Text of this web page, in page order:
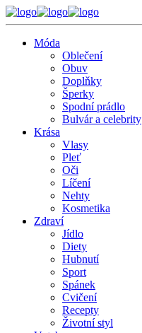
Móda
Oblečení
Obuv
Doplňky
Šperky
Spodní prádlo
Bulvár a celebrity
Krása
Vlasy
Pleť
Oči
Líčení
Nehty
Kosmetika
Zdraví
Jídlo
Diety
Hubnutí
Sport
Spánek
Cvičení
Recepty
Životní styl